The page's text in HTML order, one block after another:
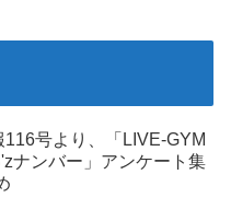
116号より、「LIVE-GYM
ナンバー」アンケート集